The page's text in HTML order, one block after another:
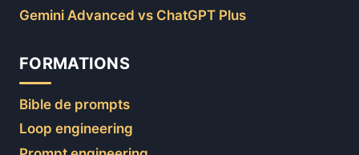
Gemini Advanced vs ChatGPT Plus
FORMATIONS
Bible de prompts
Loop engineering